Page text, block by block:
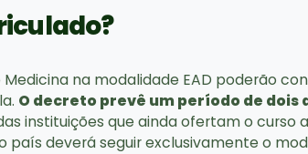
na modalidade EAD poderão
O decreto prevê um período de dois
instituições que ainda ofertam o curso
país deverá seguir exclusivamente o